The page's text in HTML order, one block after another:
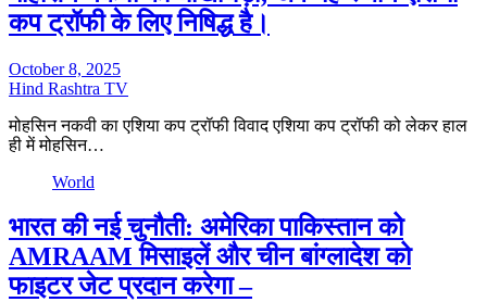
कप ट्रॉफी के लिए निषिद्ध है।
October 8, 2025
Hind Rashtra TV
मोहसिन नकवी का एशिया कप ट्रॉफी विवाद एशिया कप ट्रॉफी को लेकर हाल
ही में मोहसिन…
World
भारत की नई चुनौती: अमेरिका पाकिस्तान को
AMRAAM मिसाइलें और चीन बांग्लादेश को
फाइटर जेट प्रदान करेगा –